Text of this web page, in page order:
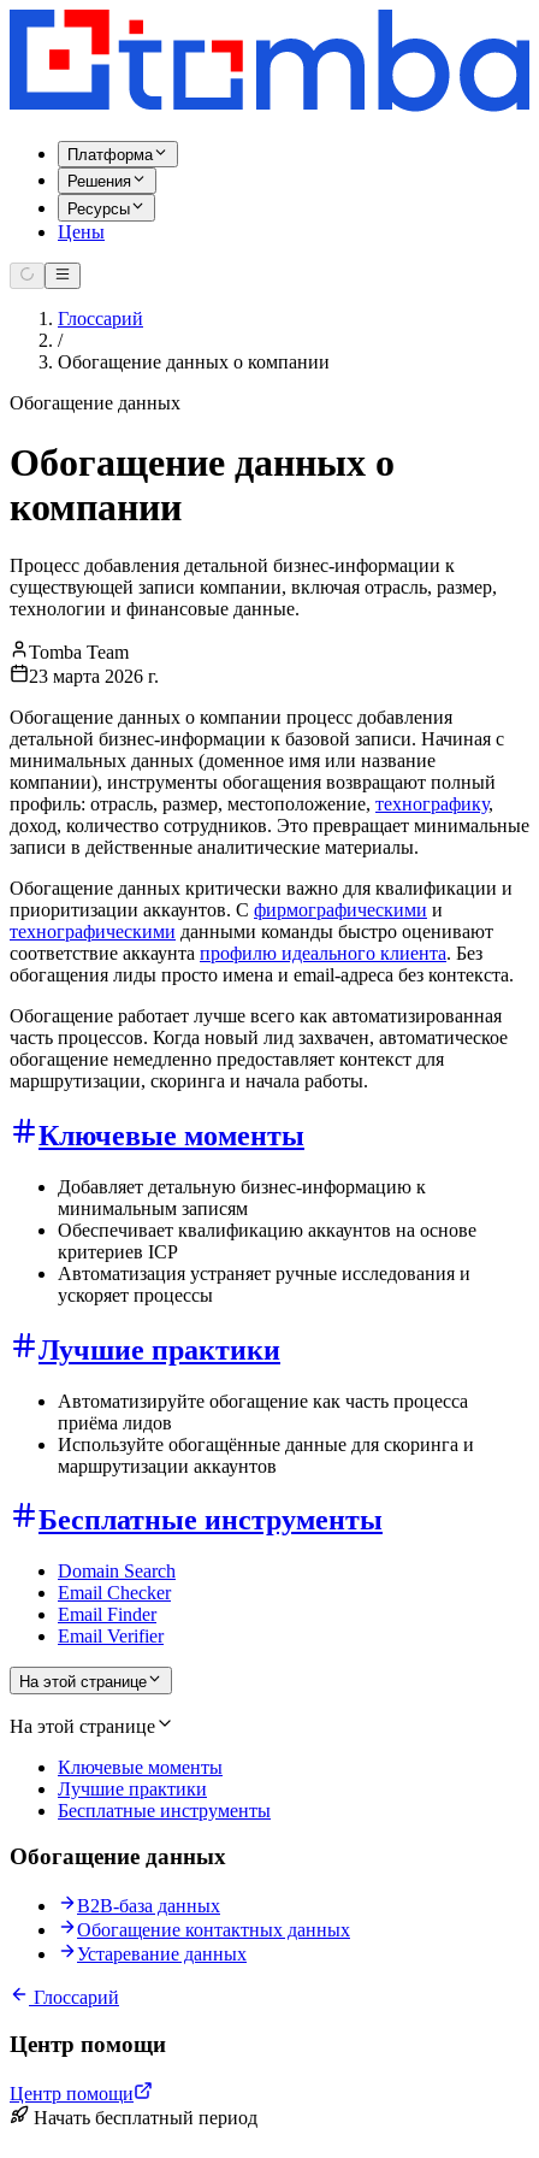
Платформа
Решения
Ресурсы
Цены
Глоссарий
/
Обогащение данных о компании
Обогащение данных
Обогащение данных о
компании
Процесс добавления детальной бизнес-информации к
существующей записи компании, включая отрасль, размер,
технологии и финансовые данные.
Tomba Team
23 марта 2026 г.
Обогащение данных о компании процесс добавления
детальной бизнес-информации к базовой записи. Начиная с
минимальных данных (доменное имя или название
компании), инструменты обогащения возвращают полный
профиль: отрасль, размер, местоположение, технографику,
доход, количество сотрудников. Это превращает минимальные
записи в действенные аналитические материалы.
Обогащение данных критически важно для квалификации и
приоритизации аккаунтов. С фирмографическими и
технографическими данными команды быстро оценивают
соответствие аккаунта профилю идеального клиента. Без
обогащения лиды просто имена и email-адреса без контекста.
Обогащение работает лучше всего как автоматизированная
часть процессов. Когда новый лид захвачен, автоматическое
обогащение немедленно предоставляет контекст для
маршрутизации, скоринга и начала работы.
Ключевые моменты
Добавляет детальную бизнес-информацию к
минимальным записям
Обеспечивает квалификацию аккаунтов на основе
критериев ICP
Автоматизация устраняет ручные исследования и
ускоряет процессы
Лучшие практики
Автоматизируйте обогащение как часть процесса
приёма лидов
Используйте обогащённые данные для скоринга и
маршрутизации аккаунтов
Бесплатные инструменты
Domain Search
Email Checker
Email Finder
Email Verifier
На этой странице
На этой странице
Ключевые моменты
Лучшие практики
Бесплатные инструменты
Обогащение данных
B2B-база данных
Обогащение контактных данных
Устаревание данных
Глоссарий
Центр помощи
Центр помощи
Начать бесплатный период